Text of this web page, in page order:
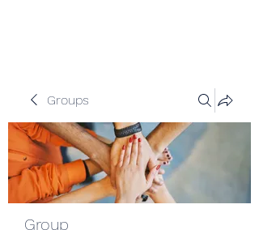
Groups
Group